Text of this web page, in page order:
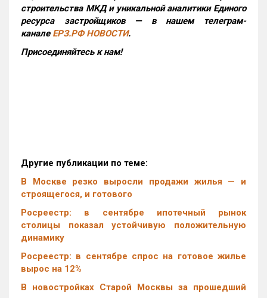
строительства МКД и уникальной аналитики Единого
ресурса застройщиков — в нашем телеграм-
канале ЕРЗ.РФ НОВОСТИ.
Присоединяйтесь к нам!
Другие публикации по теме:
В Москве резко выросли продажи жилья — и
строящегося, и готового
Росреестр: в сентябре ипотечный рынок
столицы показал устойчивую положительную
динамику
Росреестр: в сентябре спрос на готовое жилье
вырос на 12%
В новостройках Старой Москвы за прошедший